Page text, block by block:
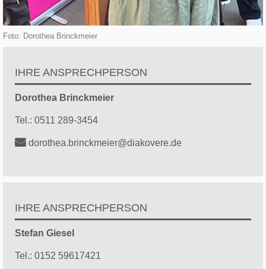
Foto: Dorothea Brinckmeier
IHRE ANSPRECHPERSON
Dorothea Brinckmeier
Tel.: 0511 289-3454
dorothea.brinckmeier@diakovere.de
IHRE ANSPRECHPERSON
Stefan Giesel
Tel.: 0152 59617421